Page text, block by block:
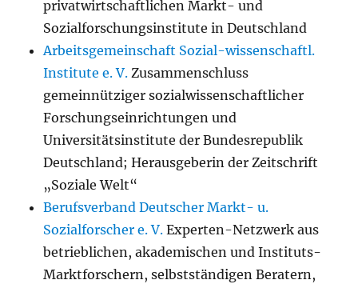
privatwirtschaftlichen Markt- und
Sozialforschungsinstitute in Deutschland
Arbeitsgemeinschaft Sozial-wissenschaftl.
Institute e. V. Zusammenschluss
gemeinnütziger sozialwissenschaftlicher
Forschungseinrichtungen und
Universitätsinstitute der Bundesrepublik
Deutschland; Herausgeberin der Zeitschrift
„Soziale Welt“
Berufsverband Deutscher Markt- u.
Sozialforscher e. V. Experten-Netzwerk aus
betrieblichen, akademischen und Instituts-
Marktforschern, selbstständigen Beratern,